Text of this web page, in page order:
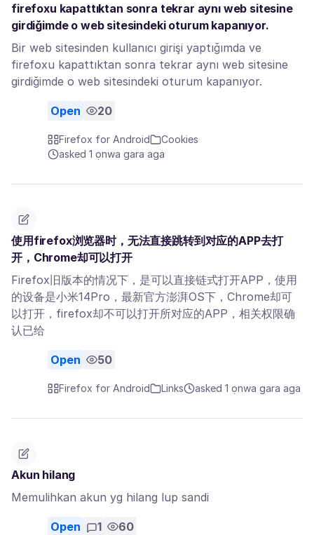
firefoxu kapattıktan sonra tekrar aynı web sitesine
girdiğimde o web sitesindeki oturum kapanıyor.
Bir web sitesinden kullanıcı girişi yaptığımda ve
firefoxu kapattıktan sonra tekrar aynı web sitesine
girdiğimde o web sitesindeki oturum kapanıyor.
Open 20
Firefox for Android
Cookies
asked 1 ọnwa gara aga
使用firefox浏览器时，无法直接跳转到对应的APP去打
开，Chrome却可以打开
Firefox旧版本的情况下，是可以直接链式打开APP，使用
的设备是小米14Pro，最新官方澎湃OS下，Chrome却可
以打开，firefox却不可以打开所对应的APP，相关权限确
认已给
Open 50
Firefox for Android Links asked 1 ọnwa gara aga
Akun hilang
Memulihkan akun yg hilang lup sandi
Open 1 60